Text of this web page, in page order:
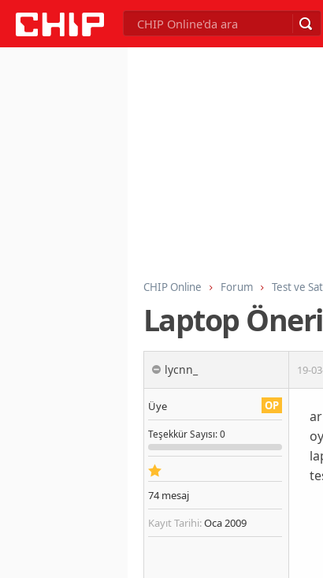
CHIP Online Forum Test ve
Laptop
lycnn_ 19-
OP
Üye
TeşekkürSayısı: 0
74mesaj
Kayıt Tarihi:Oca 2009